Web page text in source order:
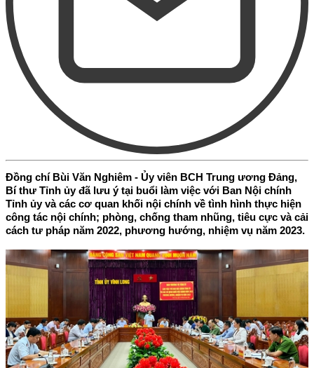
Đồng chí Bùi Văn Nghiêm - Ủy viên BCH Trung ương Đảng,
Bí thư Tỉnh ủy đã lưu ý tại buổi làm việc với Ban Nội chính
Tỉnh ủy và các cơ quan khối nội chính về tình hình thực hiện
công tác nội chính; phòng, chống tham nhũng, tiêu cực và cải
cách tư pháp năm 2022, phương hướng, nhiệm vụ năm 2023.